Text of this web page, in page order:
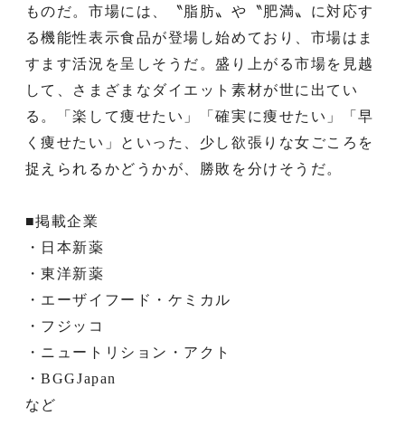
ものだ。市場には、〝脂肪〟や〝肥満〟に対応す
る機能性表示食品が登場し始めており、市場はま
すます活況を呈しそうだ。盛り上がる市場を見越
して、さまざまなダイエット素材が世に出てい
る。「楽して痩せたい」「確実に痩せたい」「早
く痩せたい」といった、少し欲張りな女ごころを
捉えられるかどうかが、勝敗を分けそうだ。
■掲載企業
・日本新薬
・東洋新薬
・エーザイフード・ケミカル
・フジッコ
・ニュートリション・アクト
・BGGJapan
など